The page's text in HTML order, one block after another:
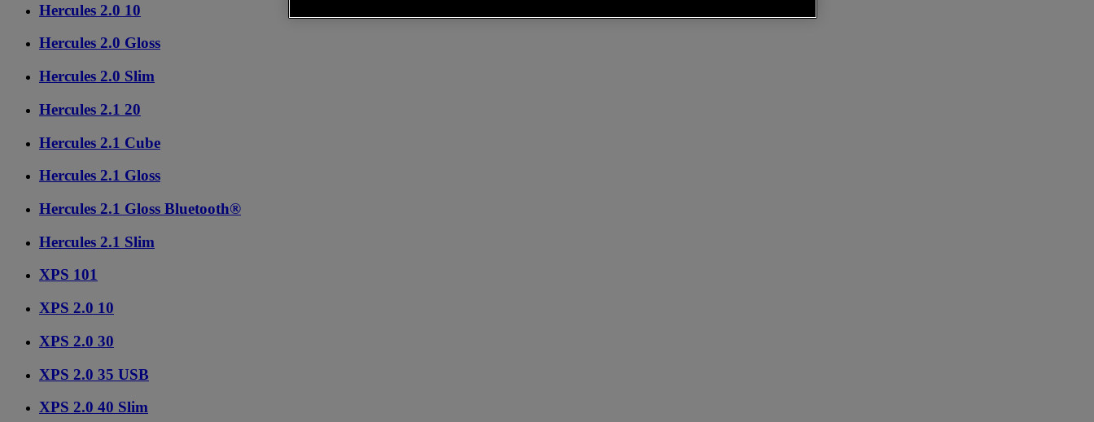
Hercules 2.0 10
Hercules 2.0 Gloss
Hercules 2.0 Slim
Hercules 2.1 20
Hercules 2.1 Cube
Hercules 2.1 Gloss
Hercules 2.1 Gloss Bluetooth®
Hercules 2.1 Slim
XPS 101
XPS 2.0 10
XPS 2.0 30
XPS 2.0 35 USB
XPS 2.0 40 Slim